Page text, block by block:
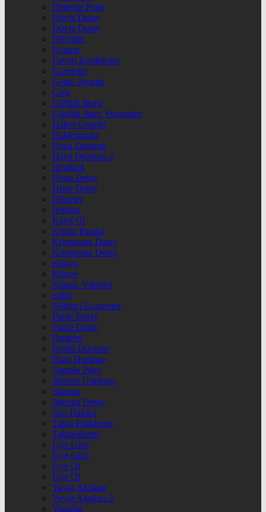
Deneme Page
Döviz Detay
Döviz Detay
Dövizler
Eczane
Favori İçeriklerim
Gazeteler
Genel Ayarlar
Giriş
Gizlilik İlkesi
Günlük Burç Yorumları
Haber Gönder
Hakkımızda
Hava Durumu
Hava Durumu 2
Header4
Hisse Detay
Hisse Detay
Hisseler
İletişim
Kayıt Ol
Kripto Paralar
Kriptopara Detay
Kriptopara Detay
Künye
Künye
Namaz Vakitleri
nnbil
Nöbetçi Eczaneler
Parite Detay
Parite Detay
Pariteler
Profili Düzenle
Puan Durumu
Sample Page
Şifremi Unuttum
Sinema
Sinema Detay
Son Dakika
Takip Ettiklerim
Takipçilerim
Üye Giriş
Üye Giriş
Üye Ol
Üye Ol
Yayın Akışları
Yayın Akışları 2
Yazarlar